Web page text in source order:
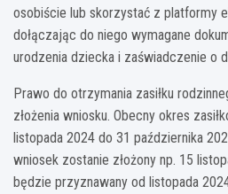
osobiście lub skorzystać z platformy
dołączając do niego wymagane
urodzenia dziecka i zaświadczenie o
Prawo do otrzymania zasiłku
złożenia wniosku. Obecny okres
listopada 2024 do 31 października
wniosek zostanie złożony np. 15
będzie przyznawany od listopada